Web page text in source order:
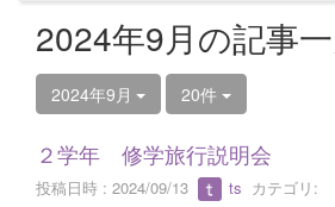
2024年9月の記事
2024年9月 20件
２学年 修学旅行説明会
投稿日時 : 2024/09/13 ts カテゴリ: